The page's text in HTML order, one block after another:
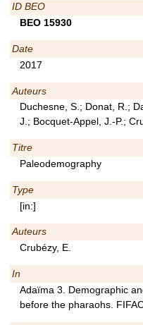
ID BEO
BEO 15930
Date
2017
Auteurs
Duchesne, S.; Donat, R.;
J.; Bocquet-Appel, J.-P.;
Titre
Paleodemography
Type
[in:]
Auteurs
Crubézy, E.
In
Adaïma 3. Demographic
before the pharaohs.